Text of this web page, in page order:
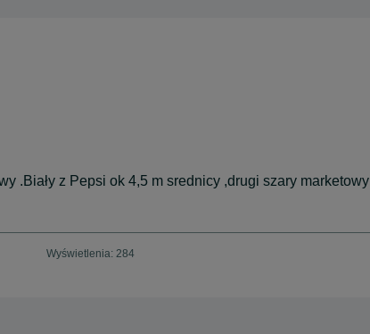
.Biały z Pepsi ok 4,5 m srednicy ,drugi szary marketowy
Wyświetlenia: 284